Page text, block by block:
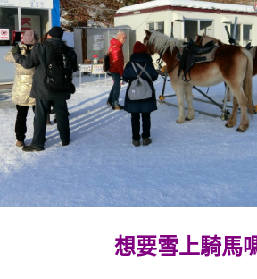
想要雪上騎馬